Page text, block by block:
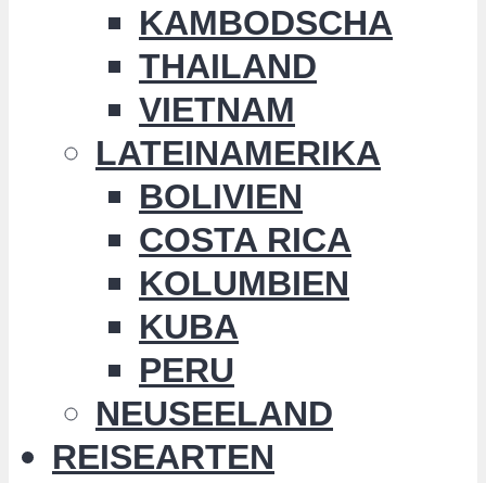
KAMBODSCHA
THAILAND
VIETNAM
LATEINAMERIKA
BOLIVIEN
COSTA RICA
KOLUMBIEN
KUBA
PERU
NEUSEELAND
REISEARTEN